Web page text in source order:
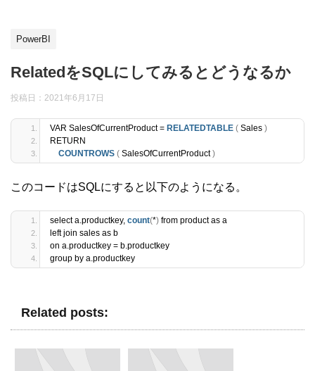
PowerBI
RelatedをSQLにしてみるとどうなるか
投稿日： 2021年6月17日
VAR SalesOfCurrentProduct = RELATEDTABLE ( Sales )
RETURN
COUNTROWS ( SalesOfCurrentProduct )
このコードはSQLにすると以下のようになる。
select a.productkey, count(*) from product as a
left join sales as b
on a.productkey = b.productkey
group by a.productkey
Related posts: